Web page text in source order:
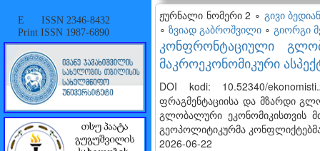
E ISSN 2346-8432
Print ISSN 1987-6890
ჟურნალი ნომერი 2 ∘ გივი
∘ ზვიად გაბროშვილი ∘ გიორგი
კონფრონტაციული
მაკროეკონომიკური
DOI kodi: 10.52340/
ფრაგმენტაციისა და მზარდი
გლობალური ეკონომიკისთვის
გეოპოლიტიკურმა
2026-06-22